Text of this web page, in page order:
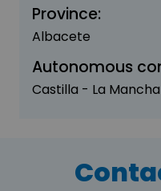
Province:
Albacete
Autonomous
Castilla - La Mancha